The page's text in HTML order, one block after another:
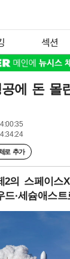
섹션
공에 돈 몰
로 추가
2의 스페이스
드·세슘애스